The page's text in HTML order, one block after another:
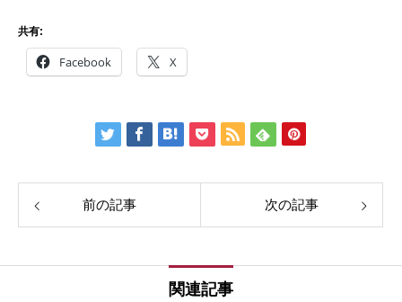
共有:
Facebook X
前の記事 次の記事
関連記事